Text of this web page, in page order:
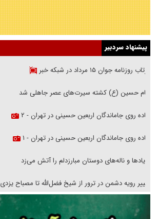
پیشنهاد سردبیر
بازتاب روزنامه جوان ۱۵ مرداد در شبکه خبر
امام حسین (ع) کشته سیرت‌های عصر جاهلی شد
پیاده روی جاماندگان اربعین حسینی در تهران - ۲
پیاده روی جاماندگان اربعین حسینی در تهران - ۱
فریاد‌ها و ناله‌های دوستان مبارزدلم را آتش می‌زد
تغییر رویه دشمن در ترور از شیخ فضل‌الله تا مصباح یزدی
خرید قسطی اولش خنده و آخرش گریه است!